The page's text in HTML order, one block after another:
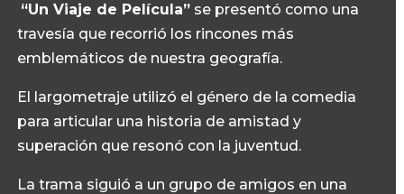
“Un Viaje de Película” se presentó como una
travesía que recorrió los rincones más
emblemáticos de nuestra geografía.
El largometraje utilizó el género de la comedia
para articular una historia de amistad y
superación que resonó con la juventud.
La trama siguió a un grupo de amigos en una